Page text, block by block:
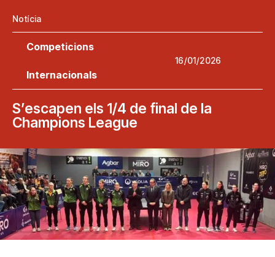
Notícia
Competicions
Internacionals
16/01/2026
S’escapen els 1/4 de final de la
Champions League